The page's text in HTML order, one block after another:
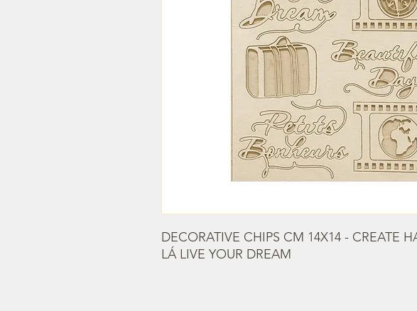
DECORATIVE CHIPS CM 14X14 - CREATE
LÁ LIVE YOUR DREAM